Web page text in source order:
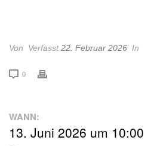
Von Verfasst22. Februar 2026 In
0
WANN:
13. Juni 2026 um 10:00